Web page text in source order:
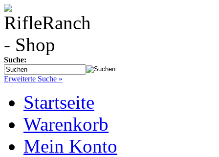
Suche:
Erweiterte Suche »
Startseite
Warenkorb
Mein Konto